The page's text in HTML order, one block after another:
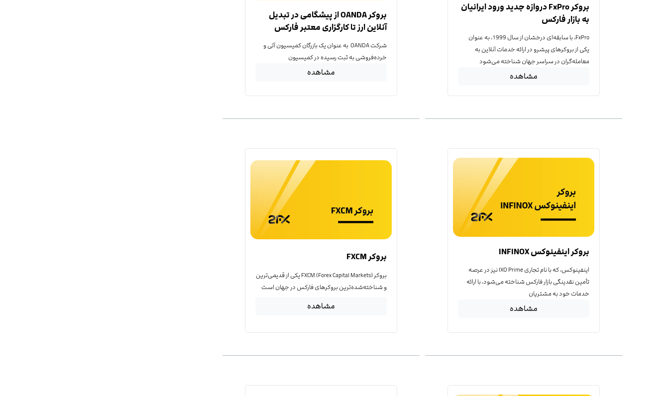
بروکر FxPro دروازه جدید ورود ایرانیان
به بازار فارکس
FxPro، با سابقه‌ای درخشان از سال 1999، به عنوان
یکی از بروکرهای پیشرو در ارائه خدمات آنلاین به
معامله‌گران در سراسر جهان شناخته می‌شود
مشاهده
بروکر OANDA از پیشگامی در تبدیل
آنلاین ارز تا کارگزاری معتبر فارکس
شرکت OANDA به عنوان یک بازرگان کمیسیون آتی و
خرده‌فروشی به ثبت رسیده در کمیسیون
مشاهده
بروکر اینفینوکس INFINOX
اینفینوکس، که با نام تجاری IXO Prime نیز در عرصه
تأمین نقدینگی بازار فارکس شناخته می‌شود، با ارائه
خدمات خود به مشتریان
مشاهده
بروکر FXCM
بروکر FXCM (Forex Capital Markets) یکی از قدیمی‌ترین
و شناخته‌شده‌ترین بروکرهای فارکس در جهان است
مشاهده